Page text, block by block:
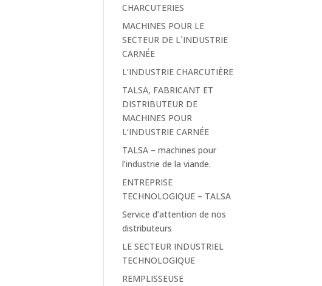
CHARCUTERIES
MACHINES POUR LE
SECTEUR DE L´INDUSTRIE
CARNÉE
L’INDUSTRIE CHARCUTIÈRE
TALSA, FABRICANT ET
DISTRIBUTEUR DE
MACHINES POUR
L’INDUSTRIE CARNÉE
TALSA – machines pour
l’industrie de la viande.
ENTREPRISE
TECHNOLOGIQUE – TALSA
Service d’attention de nos
distributeurs
LE SECTEUR INDUSTRIEL
TECHNOLOGIQUE
REMPLISSEUSE